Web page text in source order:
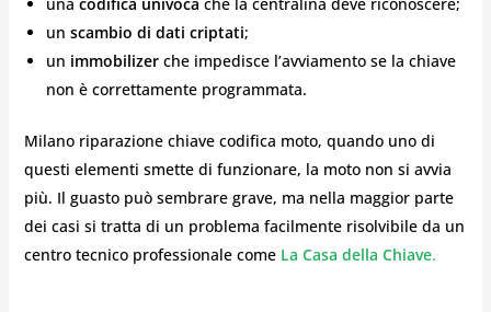
un scambio di dati criptati;
un immobilizerche impedisce l’avviamento se la chiave
non è correttamente programmata.
Milano riparazione chiave codifica moto, quando uno di
questi elementi smette di funzionare, la moto non si avvia
più. Il guasto può sembrare grave, ma nella maggior parte
dei casi si tratta di un problema facilmente risolvibile da un
centro tecnico professionale come La Casa della Chiave.